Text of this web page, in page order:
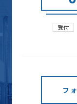
受付
フ